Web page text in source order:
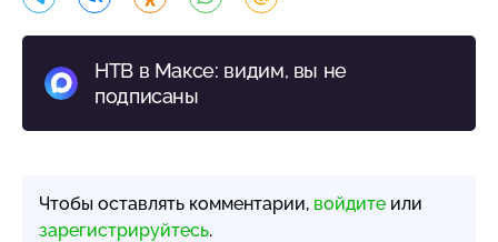
НТВ в Максе: видим, вы не
подписаны
Чтобы оставлять комментарии, войдите или
зарегистрируйтесь.